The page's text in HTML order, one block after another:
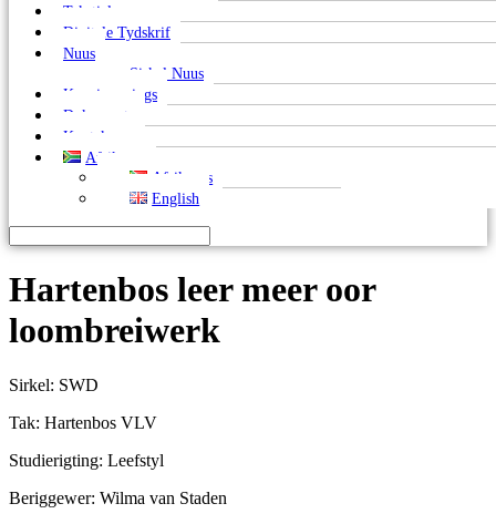
Tekstielmuseum
Digitale Tydskrif
Nuus
Sirkel Nuus
Kennisgewings
Dokumente
Kontak ons
Afrikaans
Afrikaans
English
Hartenbos leer meer oor
loombreiwerk
Sirkel: SWD
Tak: Hartenbos VLV
Studierigting: Leefstyl
Beriggewer: Wilma van Staden